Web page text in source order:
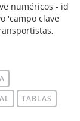
numéricos - id
'campo clave'
TABLAS